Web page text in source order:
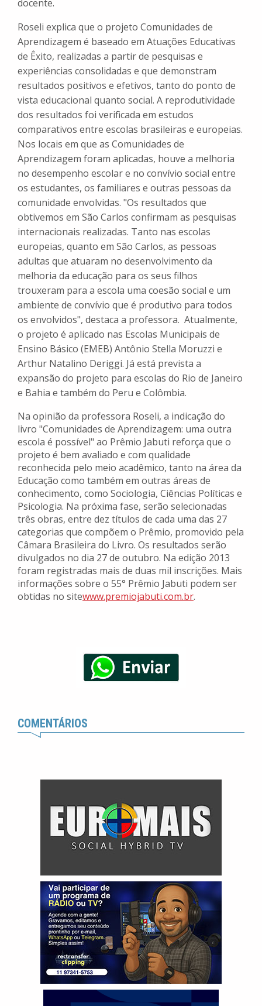
docente.
Roseli explica que o projeto Comunidades de
Aprendizagem é baseado em Atuações Educativas
de Êxito, realizadas a partir de pesquisas e
experiências consolidadas e que demonstram
resultados positivos e efetivos, tanto do ponto de
vista educacional quanto social. A reprodutividade
dos resultados foi verificada em estudos
comparativos entre escolas brasileiras e europeias.
Nos locais em que as Comunidades de
Aprendizagem foram aplicadas, houve a melhoria
no desempenho escolar e no convívio social entre
os estudantes, os familiares e outras pessoas da
comunidade envolvidas. "Os resultados que
obtivemos em São Carlos confirmam as pesquisas
internacionais realizadas. Tanto nas escolas
europeias, quanto em São Carlos, as pessoas
adultas que atuaram no desenvolvimento da
melhoria da educação para os seus filhos
trouxeram para a escola uma coesão social e um
ambiente de convívio que é produtivo para todos
os envolvidos", destaca a professora. Atualmente,
o projeto é aplicado nas Escolas Municipais de
Ensino Básico (EMEB) Antônio Stella Moruzzi e
Arthur Natalino Deriggi. Já está prevista a
expansão do projeto para escolas do Rio de Janeiro
e Bahia e também do Peru e Colômbia.
Na opinião da professora Roseli, a indicação do
livro "Comunidades de Aprendizagem: uma outra
escola é possível" ao Prêmio Jabuti reforça que o
projeto é bem avaliado e com qualidade
reconhecida pelo meio acadêmico, tanto na área da
Educação como também em outras áreas de
conhecimento, como Sociologia, Ciências Políticas e
Psicologia. Na próxima fase, serão selecionadas
três obras, entre dez títulos de cada uma das 27
categorias que compõem o Prêmio, promovido pela
Câmara Brasileira do Livro. Os resultados serão
divulgados no dia 27 de outubro. Na edição 2013
foram registradas mais de duas mil inscrições. Mais
informações sobre o 55° Prêmio Jabuti podem ser
obtidas no sitewww.premiojabuti.com.br.
COMENTÁRIOS